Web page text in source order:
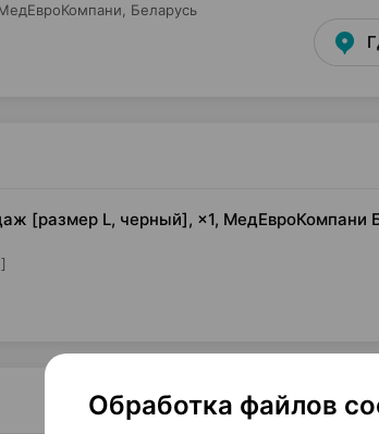
, Беларусь
[размер L, черный], ×1, МедЕвроКомпани
Обработка файлов